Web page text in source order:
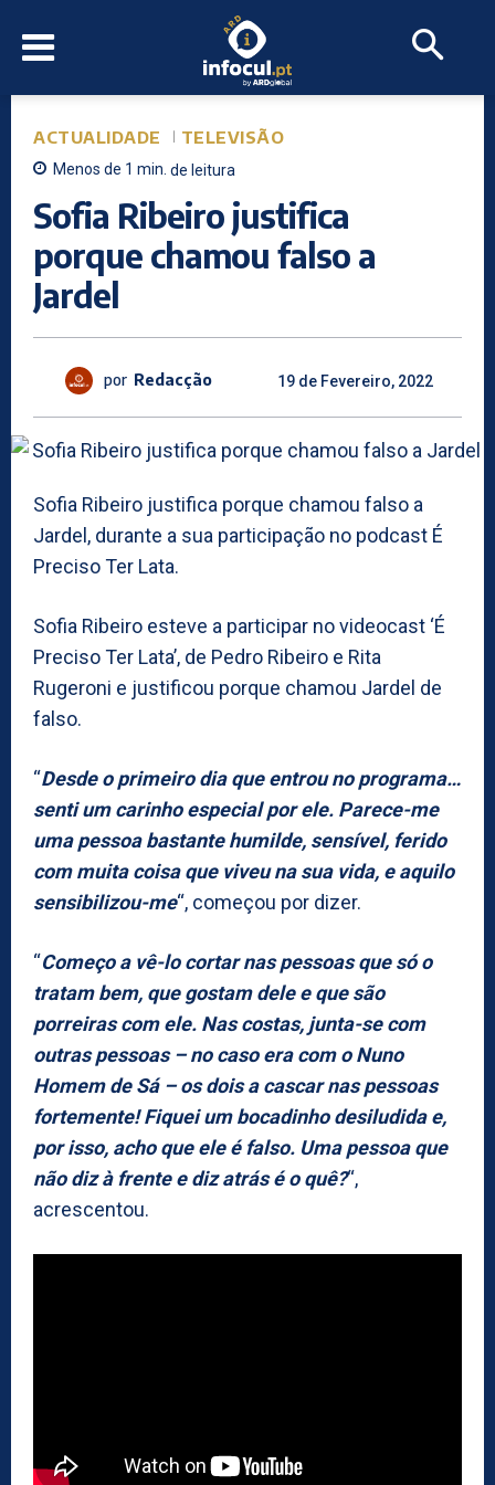
ACTUALIDADE TELEVISÃO
Menos de 1 min. de leitura
Sofia Ribeiro justifica
porque chamou falso a
Jardel
por Redacção 19 de Fevereiro, 2022
Sofia Ribeiro justifica porque chamou falso a
Jardel, durante a sua participação no podcast É
Preciso Ter Lata.
Sofia Ribeiro esteve a participar no videocast ‘É
Preciso Ter Lata’, de Pedro Ribeiro e Rita
Rugeroni e justificou porque chamou Jardel de
falso.
“Desde o primeiro dia que entrou no programa…
senti um carinho especial por ele. Parece-me
uma pessoa bastante humilde, sensível, ferido
com muita coisa que viveu na sua vida, e aquilo
sensibilizou-me“, começou por dizer.
“Começo a vê-lo cortar nas pessoas que só o
tratam bem, que gostam dele e que são
porreiras com ele. Nas costas, junta-se com
outras pessoas – no caso era com o Nuno
Homem de Sá – os dois a cascar nas pessoas
fortemente! Fiquei um bocadinho desiludida e,
por isso, acho que ele é falso. Uma pessoa que
não diz à frente e diz atrás é o quê?“,
acrescentou.